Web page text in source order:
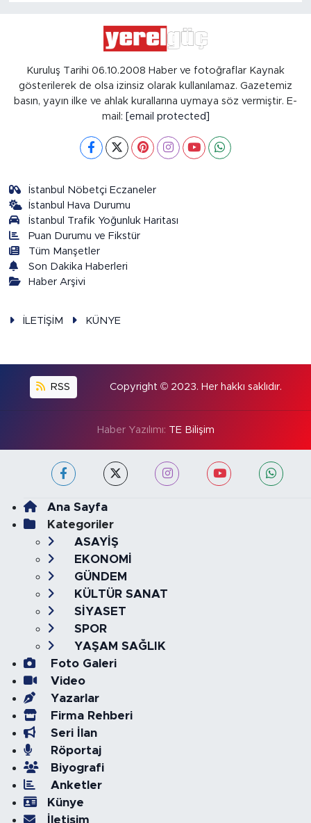
Kuruluş Tarihi 06.10.2008 Haber ve fotoğraflar Kaynak
gösterilerek de olsa izinsiz olarak kullanılamaz. Gazetemiz
basın, yayın ilke ve ahlak kurallarına uymaya söz vermiştir. E-
mail: [email protected]
İstanbul Nöbetçi Eczaneler
İstanbul Hava Durumu
İstanbul Trafik Yoğunluk Haritası
Puan Durumu ve Fikstür
Tüm Manşetler
Son Dakika Haberleri
Haber Arşivi
İLETİŞİM KÜNYE
RSS Copyright © 2023. Her hakkı saklıdır.
Haber Yazılımı: TE Bilişim
Ana Sayfa
Kategoriler
ASAYİŞ
EKONOMİ
GÜNDEM
KÜLTÜR SANAT
SİYASET
SPOR
YAŞAM SAĞLIK
Foto Galeri
Video
Yazarlar
Firma Rehberi
Seri İlan
Röportaj
Biyografi
Anketler
Künye
İletişim